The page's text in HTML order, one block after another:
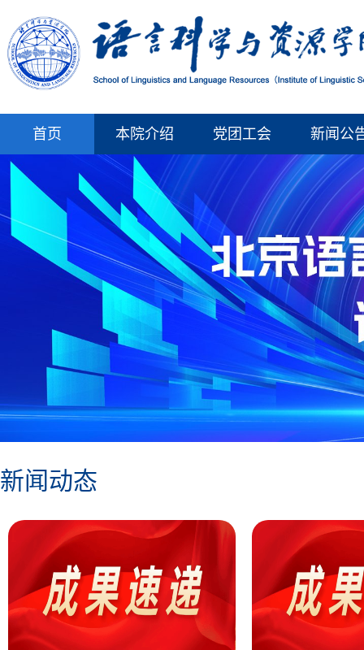
首页 本院介绍 党团工会 新闻公
北京语言大学语言科学与资源学院
新闻动态